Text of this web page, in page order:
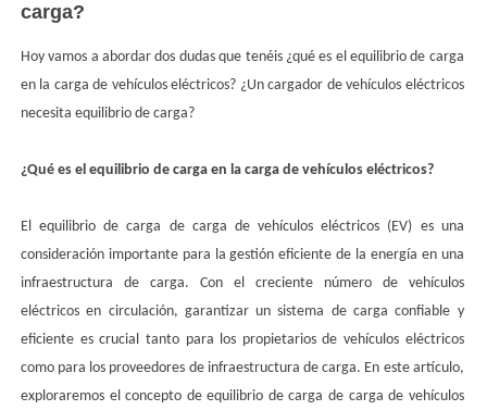
carga?
Hoy vamos a abordar dos dudas que tenéis ¿qué es el equilibrio de carga
en la carga de vehículos eléctricos? ¿Un cargador de vehículos eléctricos
necesita equilibrio de carga?
¿Qué es el equilibrio de carga en la carga de vehículos eléctricos?
El equilibrio de carga de carga de vehículos eléctricos (EV) es una
consideración importante para la gestión eficiente de la energía en una
infraestructura de carga. Con el creciente número de vehículos
eléctricos en circulación, garantizar un sistema de carga confiable y
eficiente es crucial tanto para los propietarios de vehículos eléctricos
como para los proveedores de infraestructura de carga. En este artículo,
exploraremos el concepto de equilibrio de carga de carga de vehículos